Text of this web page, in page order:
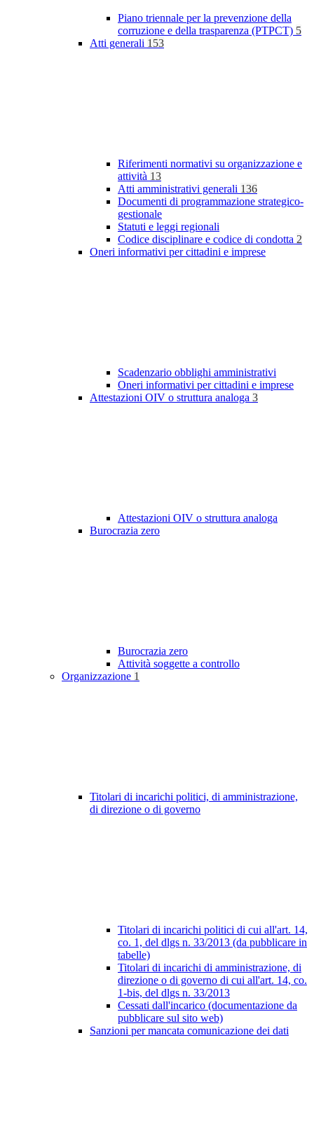
Piano triennale per la prevenzione della
corruzione e della trasparenza (PTPCT) 5
Atti generali 153
Riferimenti normativi su organizzazione e
attività 13
Atti amministrativi generali 136
Documenti di programmazione strategico-
gestionale
Statuti e leggi regionali
Codice disciplinare e codice di condotta 2
Oneri informativi per cittadini e imprese
Scadenzario obblighi amministrativi
Oneri informativi per cittadini e imprese
Attestazioni OIV o struttura analoga 3
Attestazioni OIV o struttura analoga
Burocrazia zero
Burocrazia zero
Attività soggette a controllo
Organizzazione 1
Titolari di incarichi politici, di amministrazione,
di direzione o di governo
Titolari di incarichi politici di cui all'art. 14,
co. 1, del dlgs n. 33/2013 (da pubblicare in
tabelle)
Titolari di incarichi di amministrazione, di
direzione o di governo di cui all'art. 14, co.
1-bis, del dlgs n. 33/2013
Cessati dall'incarico (documentazione da
pubblicare sul sito web)
Sanzioni per mancata comunicazione dei dati